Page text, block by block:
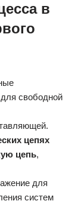
в
для свободной
цепях
цепь,
для
систем